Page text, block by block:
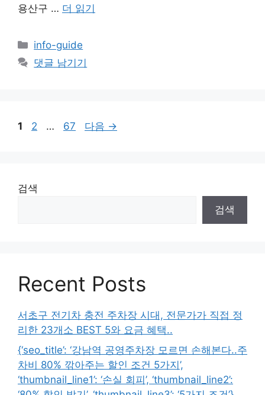
용산구 … 더 읽기
카
테
info-guide
댓글 남기기
페
1
페
2 …
페
67 다음 →
검색
검색
Recent Posts
서초구 전기차 충전 주차장 시대, 전문가가 직접 정
리한 23개소 BEST 5와 요금 혜택..
{‘seo_title’: ‘강남역 공영주차장 모르면 손해본다..주
차비 80% 깎아주는 할인 조건 5가지’,
‘thumbnail_line1’: ‘손실 회피’, ‘thumbnail_line2’: